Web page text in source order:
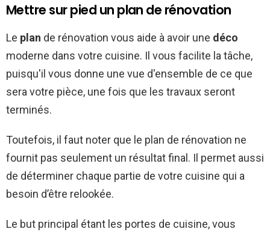
Mettre sur pied un plan de rénovation
Le plan de rénovation vous aide à avoir une déco
moderne dans votre cuisine. Il vous facilite la tâche,
puisqu'il vous donne une vue d'ensemble de ce que
sera votre pièce, une fois que les travaux seront
terminés.
Toutefois, il faut noter que le plan de rénovation ne
fournit pas seulement un résultat final. Il permet aussi
de déterminer chaque partie de votre cuisine qui a
besoin d’être relookée.
Le but principal étant les portes de cuisine, vous